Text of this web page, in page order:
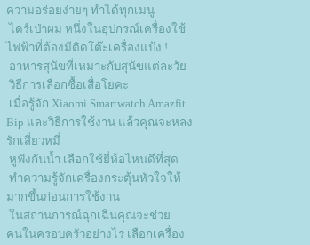
ความอร่อยง่ายๆ ทำได้ทุกเมนู
ไดร์เป่าผม หนึ่งในอุปกรณ์เครื่องใช้
ไฟฟ้าที่ต้องมีติดโต๊ะเครื่องแป้ง !
อาหารสุนัขที่เหมาะกับสุนัขแต่ละวั
วิธีการเลือกซื้อเสื่อโยคะ
เมื่อรู้จัก Xiaomi Smartwatch Amazfit
Bip และวิธีการใช้งาน แล้วคุณจะหลง
รักเสี่ยวหมี่
หูฟังกันน้ำ เลือกใช้ยี่ห้อไหนดีที่สุด
ทำความรู้จักเครื่องกระตุ้นหัวใจให้
มากขึ้นก่อนการใช้งาน
นสถานการณ์ฉุกเฉินคุณจะช่ว
คนในครอบครัวอย่างไร เลือกเครื่อง